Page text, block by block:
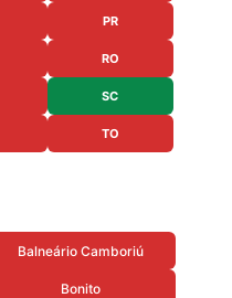
PR
RO
SC
TO
Balneário Camboriú
Bonito